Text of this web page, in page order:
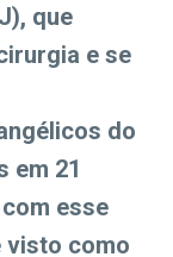
que
e se
do
em 21
esse
visto como